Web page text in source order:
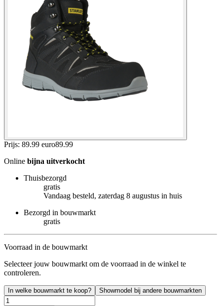
Prijs: 89.99 euro89.99
Online bijna uitverkocht
Thuisbezorgd
gratis
Vandaag besteld, zaterdag 8 augustus in huis
Bezorgd in bouwmarkt
gratis
Voorraad in de bouwmarkt
Selecteer jouw bouwmarkt om de voorraad in de winkel te
controleren.
In welke bouwmarkt te koop? Showmodel bij andere bouwmarkten